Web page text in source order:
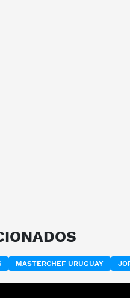
MASTERCHEF URUGUAY